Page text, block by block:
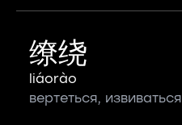
缭绕
liáorào
вертеться, извиваться